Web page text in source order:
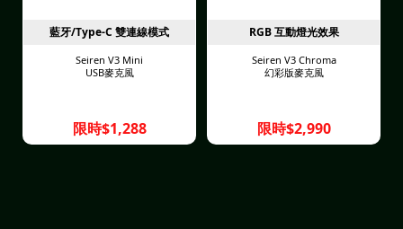
藍牙/Type-C 雙連線模式
Seiren V3 Mini
USB麥克風
限時$1,288
RGB 互動燈光效果
Seiren V3 Chroma
幻彩版麥克風
限時$2,990